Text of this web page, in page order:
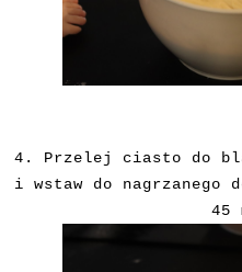
4. Przelej ciasto do
i wstaw do nagrzanego
45